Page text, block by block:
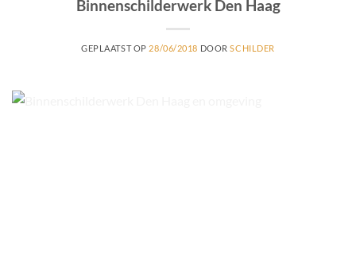
Binnenschilderwerk Den Haag
GEPLAATST OP 28/06/2018 DOORSCHILDER